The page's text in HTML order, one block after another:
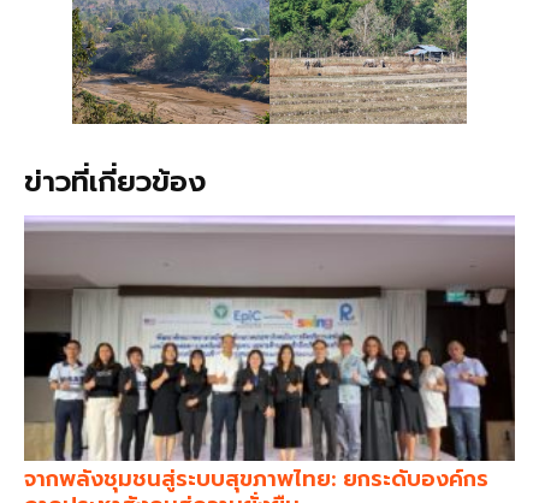
ข่าวที่เกี่ยวข้อง
จากพลังชุมชนสู่ระบบสุขภาพไทย: ยกระดับองค์กร